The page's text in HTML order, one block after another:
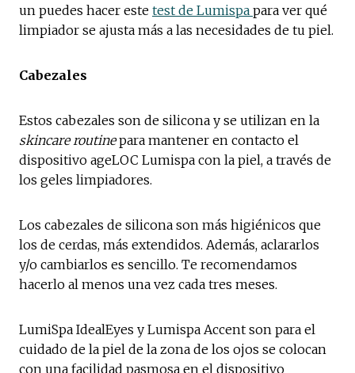
un puedes hacer este test de Lumispa para ver qué
limpiador se ajusta más a las necesidades de tu piel.
Cabezales
Estos cabezales son de silicona y se utilizan en la
skincare routinepara mantener en contacto el
dispositivo ageLOC Lumispa con la piel, a través de
los geles limpiadores.
Los cabezales de silicona son más higiénicos que
los de cerdas, más extendidos. Además, aclararlos
y/o cambiarlos es sencillo. Te recomendamos
hacerlo al menos una vez cada tres meses.
LumiSpa IdealEyes y Lumispa Accent son para el
cuidado de la piel de la zona de los ojos se colocan
con una facilidad pasmosa en el dispositivo